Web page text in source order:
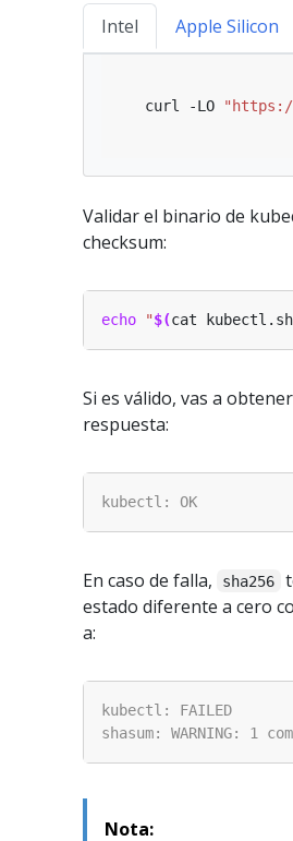
Intel Apple Silicon
   curl -LO
Validar el binario de
checksum:
echo "$(cat
Si es válido, vas a
respuesta:
En caso de falla, sha256
estado diferente a cero
a:
Nota: